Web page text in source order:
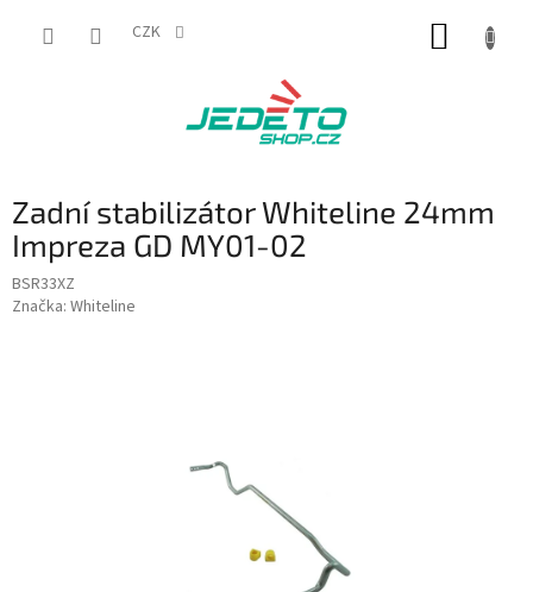
CZK
Zadní stabilizátor Whiteline 24mm
Impreza GD MY01-02
BSR33XZ
Značka: Whiteline